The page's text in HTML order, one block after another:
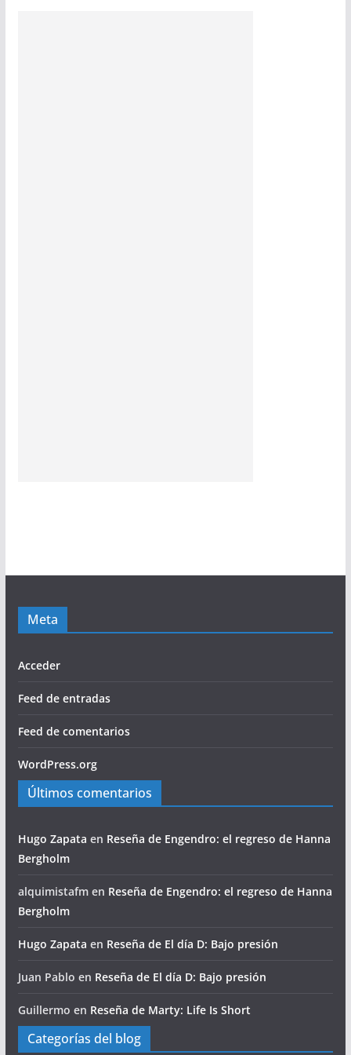
Meta
Acceder
Feed de entradas
Feed de comentarios
WordPress.org
Últimos comentarios
Hugo Zapata en Reseña de Engendro: el regreso de Hanna
Bergholm
alquimistafmen Reseña de Engendro: el regreso de Hanna
Bergholm
Hugo Zapata en Reseña de El día D: Bajo presión
Juan Pablo en Reseña de El día D: Bajo presión
Guillermo en Reseña de Marty: Life Is Short
Categorías del blog